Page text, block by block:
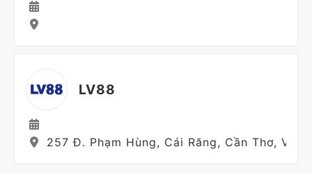
LV88
257 Đ. Phạm Hùng, Cái Răng, Cần Thơ, Việt